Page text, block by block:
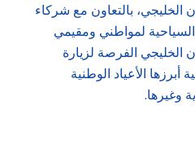
بالتعاون مع شركاء
لمواطني ومقيمي
الخليجي الفرصة لزيارة
الأعياد الوطنية
وغيرها.